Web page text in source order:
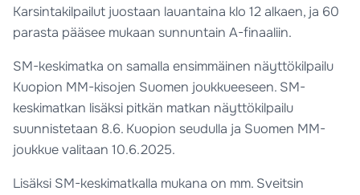
Karsintakilpailut juostaan lauantaina klo 12 alkaen, ja 60
parasta pääsee mukaan sunnuntain A-finaaliin.
SM-keskimatka on samalla ensimmäinen näyttökilpailu
Kuopion MM-kisojen Suomen joukkueeseen. SM-
keskimatkan lisäksi pitkän matkan näyttökilpailu
suunnistetaan 8.6. Kuopion seudulla ja Suomen MM-
joukkue valitaan 10.6.2025.
Lisäksi SM-keskimatkalla mukana on mm. Sveitsin